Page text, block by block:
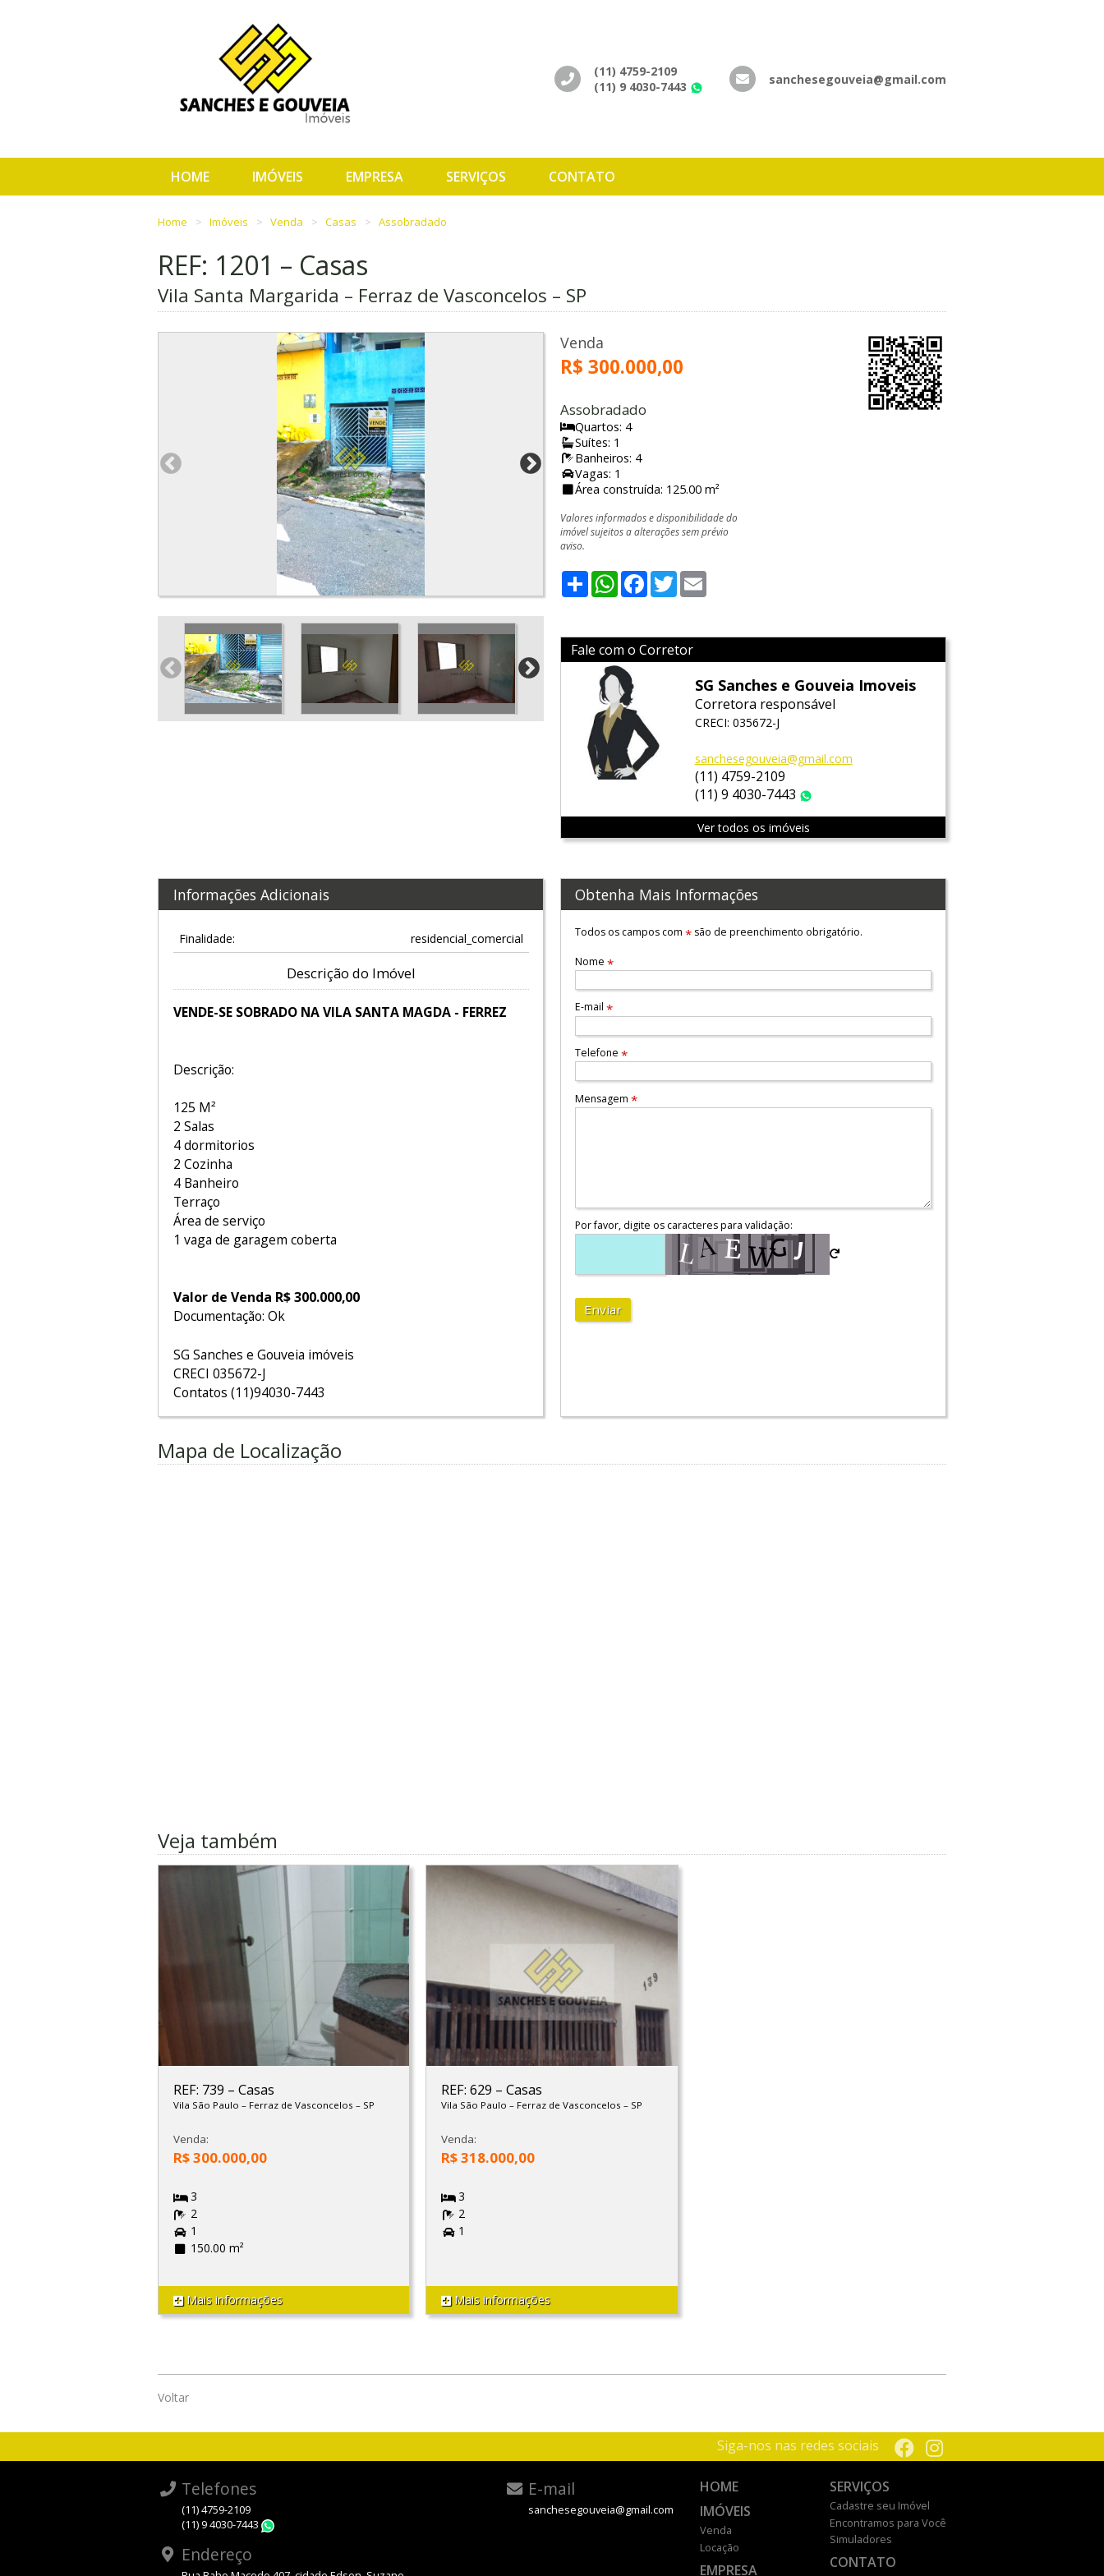
(11) 4759-2109
(11) 9 4030-7443
WhatsApp
sanchesegouveia@gmail.com
HOME IMÓVEIS EMPRESA SERVIÇOS CONTATO
Home Imóveis Venda Casas Assobradado
REF: 1201 – Casas
Vila Santa Margarida – Ferraz de Vasconcelos – SP
Venda
R$ 300.000,00
Assobradado
Quartos: 4
Suítes: 1
Banheiros: 4
Vagas: 1
Área construída: 125.00 m²
Valores informados e disponibilidade do
imóvel sujeitos a alterações sem prévio
aviso.
ShareWhatsApp
Facebook
Twitter
Fale com o Corretor
SG Sanches e Gouveia Imoveis
Corretora responsável
CRECI: 035672-J
sanchesegouveia@gmail.com
(11) 4759-2109
(11) 9 4030-7443
Ver todos os imóveis
Informações Adicionais
Finalidade: residencial_comercial
Descrição do Imóvel
VENDE-SE SOBRADO NA VILA SANTA MAGDA - FERREZ
Descrição:
125 M²
2 Salas
4 dormitorios
2 Cozinha
4 Banheiro
Terraço
Área de serviço
1 vaga de garagem coberta
Valor de Venda R$ 300.000,00
Documentação: Ok
SG Sanches e Gouveia imóveis
CRECI 035672-J
Contatos (11)94030-7443
Obtenha Mais Informações
Todos os campos com* são de preenchimento obrigatório.
Nome*
E-mail*
Telefone*
Mensagem*
Por favor, digite os caracteres para validação:
Enviar
Mapa de Localização
Veja também
REF: 739 – Casas
Vila São Paulo – Ferraz de Vasconcelos – SP
Venda:
R$ 300.000,00
3
2
1
150.00 m²
Mais informações
REF: 629 – Casas
Vila São Paulo – Ferraz de Vasconcelos – SP
Venda:
R$ 318.000,00
3
2
1
Mais informações
Voltar
Siga-nos nas redes sociais
Telefones
(11) 4759-2109
(11) 9 4030-7443
E-mail
sanchesegouveia@gmail.com
Endereço
HOME
IMÓVEIS
Venda
Locação
EMPRESA
SERVIÇOS
Cadastre seu Imóvel
Encontramos para Você
Simuladores
CONTATO